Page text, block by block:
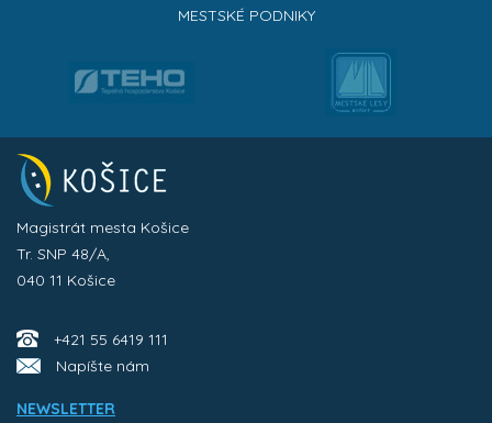
MESTSKÉ PODNIKY
Magistrát mesta Košice
Tr. SNP 48/A,
040 11 Košice
+421 55 6419 111
Napíšte nám
NEWSLETTER